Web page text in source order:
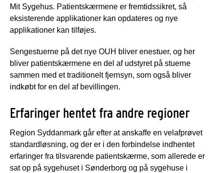
Mit Sygehus. Patientskærmene er fremtidssikret, så
eksisterende applikationer kan opdateres og nye
applikationer kan tilføjes.
Sengestuerne på det nye OUH bliver enestuer, og her
bliver patientskærmene en del af udstyret på stuerne
sammen med et traditionelt fjernsyn, som også bliver
indkøbt for en del af bevillingen.
Erfaringer hentet fra andre regioner
Region Syddanmark går efter at anskaffe en velafprøvet
standardløsning, og der er i den forbindelse indhentet
erfaringer fra tilsvarende patientskærme, som allerede er
sat op på sygehuset i Sønderborg og på sygehuse i